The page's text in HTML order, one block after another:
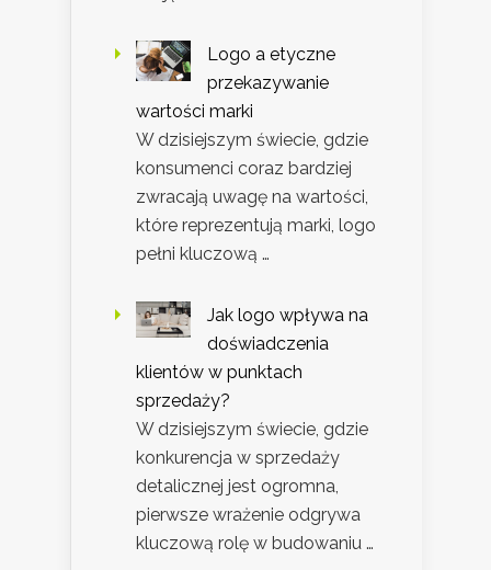
Logo a etyczne
przekazywanie
wartości marki
W dzisiejszym świecie, gdzie
konsumenci coraz bardziej
zwracają uwagę na wartości,
które reprezentują marki, logo
pełni kluczową …
Jak logo wpływa na
doświadczenia
klientów w punktach
sprzedaży?
W dzisiejszym świecie, gdzie
konkurencja w sprzedaży
detalicznej jest ogromna,
pierwsze wrażenie odgrywa
kluczową rolę w budowaniu …